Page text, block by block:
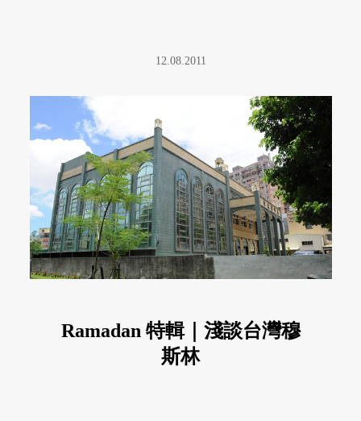
12.08.2011
Ramadan 特輯｜淺談台灣穆
斯林